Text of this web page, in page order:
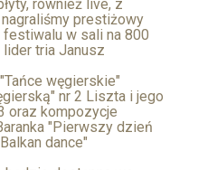
również live, z
prestiżowy
w sali na 800
tria Janusz
węgierskie"
nr 2 Liszta i jego
oraz kompozycje
"Pierwszy dzień
dance"